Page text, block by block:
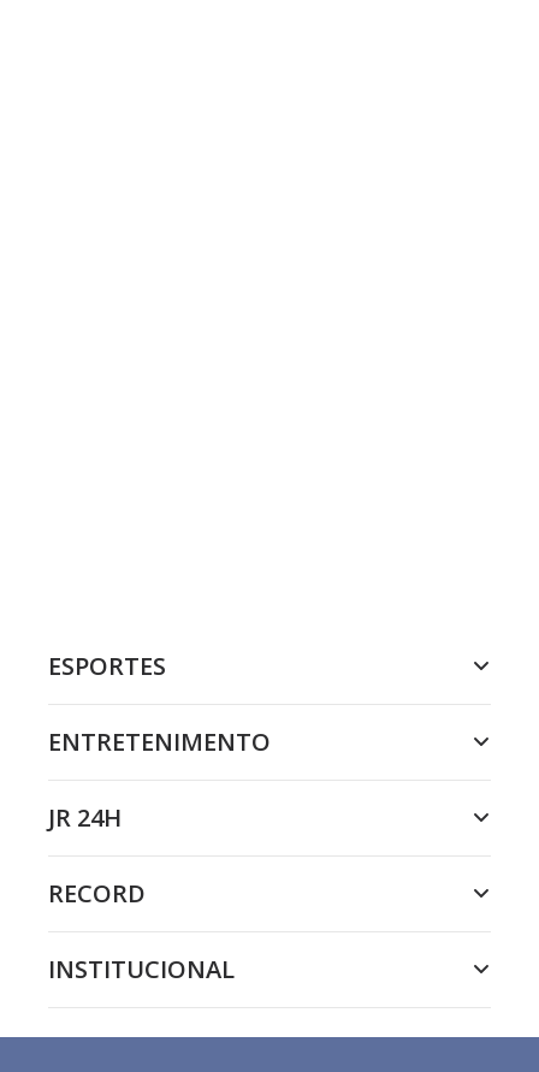
ESPORTES
ENTRETENIMENTO
JR 24H
RECORD
INSTITUCIONAL